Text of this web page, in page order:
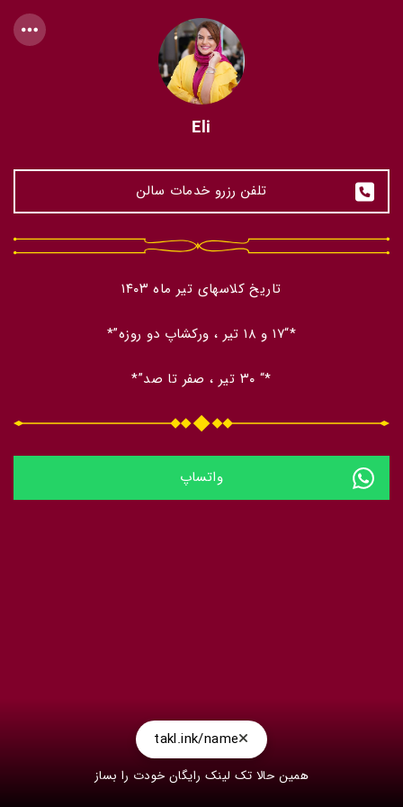
Eli
تلفن رزرو خدمات سالن
تاریخ کلاسهای تیر ماه ۱۴۰۳
*“۱۷ و ۱۸ تیر ، ورکشاپ دو روزه”*
*“ ۳۰ تیر ، صفر تا صد”*
واتساپ
takl.ink/name
همین حالا تک لینک رایگان خودت را بساز